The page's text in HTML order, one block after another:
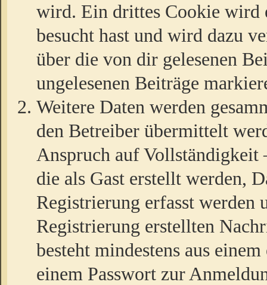
wird. Ein drittes Cookie wird
besucht hast und wird dazu
über die von dir gelesenen
ungelesenen Beiträge
Weitere Daten werden
den Betreiber übermittelt
Anspruch auf
die als Gast erstellt werden,
Registrierung erfasst werden
Registrierung erstellten
besteht mindestens aus
einem Passwort zur